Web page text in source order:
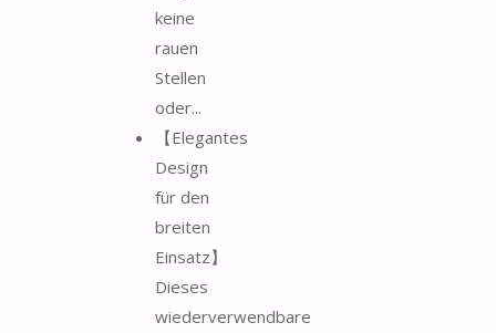
keine
rauen
Stellen
oder...
【Elegantes
Design
für den
breiten
Einsatz】
Dieses
wiederverwendbare